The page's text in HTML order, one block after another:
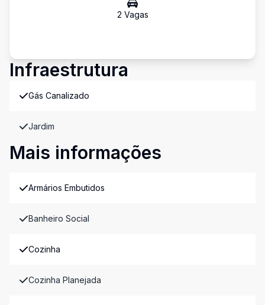
2 Vagas
Infraestrutura
Gás Canalizado
Jardim
Mais informações
Armários Embutidos
Banheiro Social
Cozinha
Cozinha Planejada